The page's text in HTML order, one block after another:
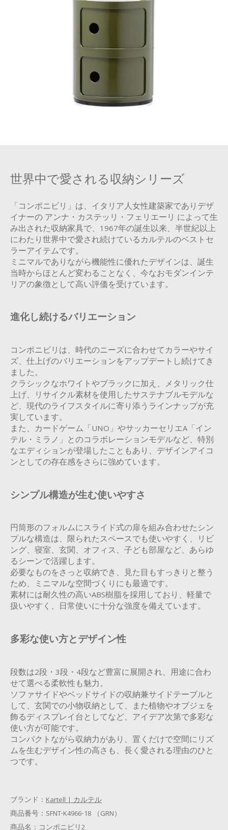
世界中で愛される収納シリーズ
「コンポニビリ」は、イタリア人女性建築家でありデザ
イナーの アンナ・カステッリ・フェリエーリ によって生
み出された収納家具で、1967年の誕生以来、半世紀以上
にわたり世界中で愛され続けているカルテルのベストセ
ラーアイテムです。
ミニマルでありながら機能性に優れたデザインは、誕生
当時からほとんど変わることなく、今なおモダンインテ
リアの象徴として高い評価を受けています。
進化し続けるバリエーション
コンポニビリは、時代のニーズに合わせてカラーやサイ
ズ、仕上げのバリエーションをアップデートし続けてき
ました。
クラシックなホワイトやブラックに加え、メタリック仕
上げ、リサイクル素材を使用したサステナブルモデルな
ど、現代のライフスタイルに寄り添うラインナップが充
実しています。
また、カードゲーム「UNO」やサッカーセリエA「イン
テル・ミラノ」とのコラボレーションモデルなど、特別
なエディションが登場したこともあり、デザインアイコ
ンとしての存在感をさらに強めています。
シンプル構造が生む使いやすさ
円筒形のフォルムにスライド式の扉を組み合わせたシン
プルな構造は、限られたスペースでも使いやすく、リビ
ング、寝室、玄関、オフィス、子ども部屋など、あらゆ
るシーンで活躍します。
必要なものをさっと収納でき、見た目もすっきりと整う
ため、ミニマルな空間づくりにも最適です。
素材には耐久性の高いABS樹脂を採用しており、軽量で
扱いやすく、日常使いに十分な強度を備えています。
多彩な使い方とデザイン性
段数は2段・3段・4段など豊富に展開され、用途に合わ
せて選べる柔軟性も魅力。
ソファサイドやベッドサイドの収納兼サイドテーブルと
して、玄関での小物収納として、また植物やオブジェを
飾るディスプレイ台としてなど、アイデア次第で多彩な
使い方が可能です。
コンパクトながら収納力があり、置くだけで空間にリズ
ムを生むデザイン性の高さも、長く愛される理由のひと
つです。
ブランド： Kartell | カルテル
商品番号： SFNT-K4966-18 （GRN）